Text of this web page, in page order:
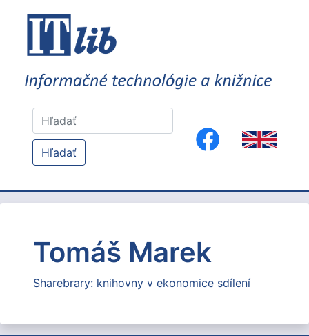
Hľadať
Tomáš Marek
Sharebrary: knihovny v ekonomice sdílení